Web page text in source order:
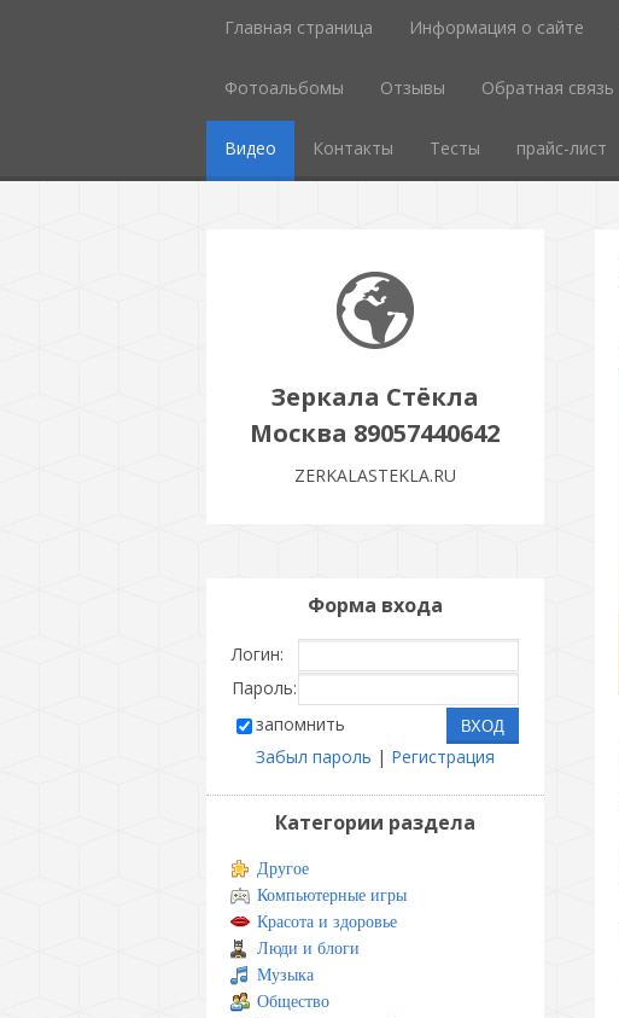
Главная страница Информация о сайте
Фотоальбомы Отзывы Обратная связь
Видео Контакты Тесты прайс-лист
Зеркала Стёкла
Москва 89057440642
ZERKALASTEKLA.RU
Форма входа
Логин:
Пароль:
запомнить
Забыл пароль | Регистрация
Категории раздела
Другое
Компьютерные игры
Красота и здоровье
Люди и блоги
Музыка
Общество